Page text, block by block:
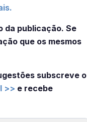
da publicação. Se
que os mesmos
subscreve o
>> e recebe